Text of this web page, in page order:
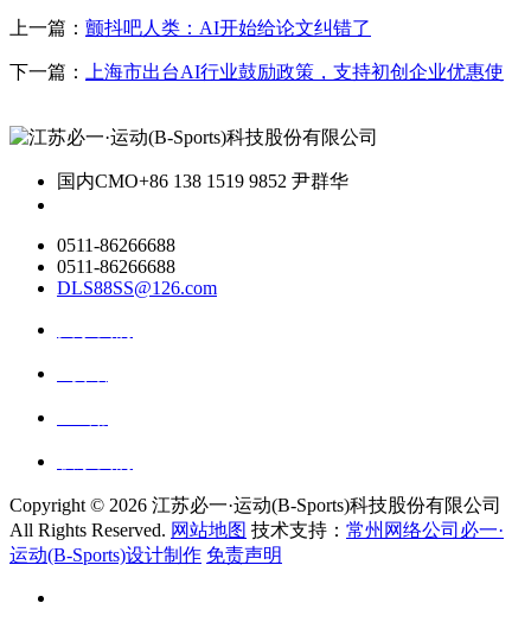
上一篇： 颤抖吧人类：AI开始给论文纠错了
下一篇： 上海市出台AI行业鼓励政策，支持初创企业优惠使
国内CMO+86 138 1519 9852 尹群华
0511-86266688
0511-86266688
DLS88SS@126.com
Copyright © 2026 江苏必一·运动(B-Sports)科技股份有限公司
All Rights Reserved. 网站地图 技术支持： 常州网络公司必一·
运动(B-Sports)设计制作 免责声明